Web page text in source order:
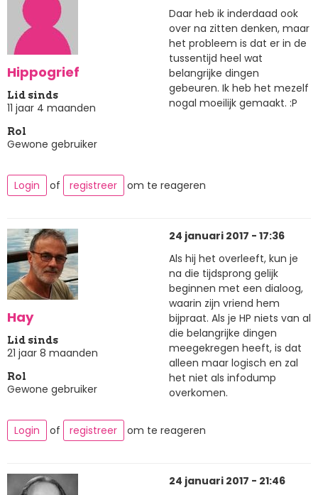
Hippogrief
Lid sinds
11 jaar 4 maanden
Rol
Gewone gebruiker
Daar heb ik inderdaad ook
over na zitten denken, maar
het probleem is dat er in de
tussentijd heel wat
belangrijke dingen
gebeuren. Ik heb het mezelf
nogal moeilijk gemaakt. :P
Login of registreer om te reageren
Hay
Lid sinds
21 jaar 8 maanden
Rol
Gewone gebruiker
24 januari 2017 - 17:36
Als hij het overleeft, kun je
na die tijdsprong gelijk
beginnen met een dialoog,
waarin zijn vriend hem
bijpraat. Als je HP niets van al
die belangrijke dingen
meegekregen heeft, is dat
alleen maar logisch en zal
het niet als infodump
overkomen.
Login of registreer om te reageren
24 januari 2017 - 21:46